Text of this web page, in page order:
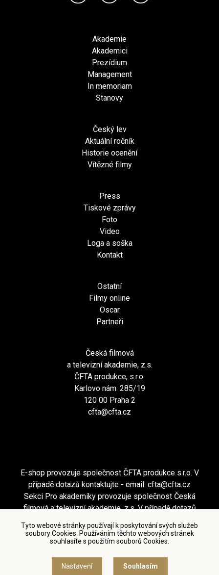
Tyto webové stránky používají k poskytování svých služeb
soubory Cookies. Používáním těchto webových stránek
souhlasíte s použitím souborů Cookies.
Nastavení Souhlasím
Akademie
Akademici
Prezídium
Management
In memoriam
Stanovy
Český lev
Aktuální ročník
Historie ocenění
Vítězné filmy
Press
Tiskové zprávy
Foto
Video
Loga a soška
Kontakt
Ostatní
Filmy online
Oscar
Partneři
Česká filmová
a televizní akademie, z.s.
ČFTA produkce, s.r.o.
Karlovo nám. 285/19
120 00 Praha 2
cfta@cfta.cz
E-shop provozuje společnost ČFTA produkce s.r.o. V
případě dotazů kontaktujte - email: cfta@cfta.cz
Sekci Pro akademiky provozuje společnost Česká
filmová a televizní akademie, z.s. V případě dotazů
Podmínky užití a zásady ochrany osobních údajů
Nastavení cookies